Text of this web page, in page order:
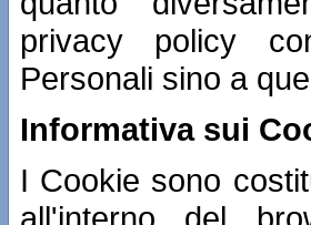
privacy policy
Personali sino a
Informativa sui
I Cookie sono